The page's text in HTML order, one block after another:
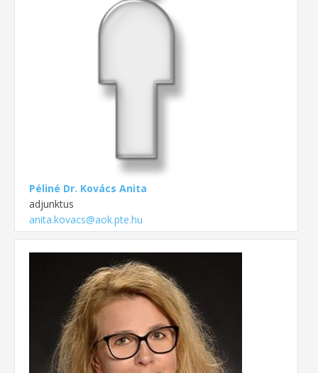
Péliné Dr. Kovács Anita
adjunktus
anita.kovacs@aok.pte.hu